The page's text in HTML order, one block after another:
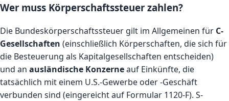
Wer muss Körperschaftssteuer zahlen?
Die Bundeskörperschaftssteuer gilt im Allgemeinen für C-
Gesellschaften (einschließlich Körperschaften, die sich für
die Besteuerung als Kapitalgesellschaften entscheiden)
und an ausländische Konzerneauf Einkünfte, die
tatsächlich mit einem U.S.-Gewerbe oder -Geschäft
verbunden sind (eingereicht auf Formular 1120-F). S-